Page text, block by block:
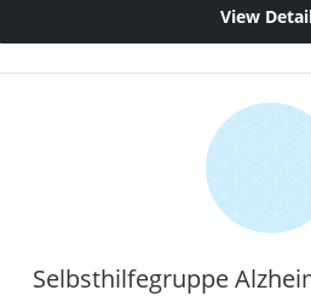
View
Selbsthilfegruppe